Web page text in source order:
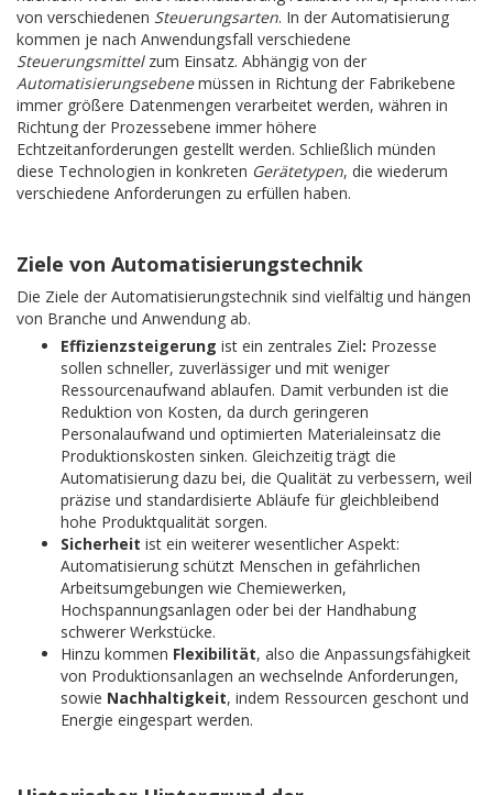
von verschiedenen Steuerungsarten. In der Automatisierung
kommen je nach Anwendungsfall verschiedene
Steuerungsmittelzum Einsatz. Abhängig von der
Automatisierungsebenemüssen in Richtung der Fabrikebene
immer größere Datenmengen verarbeitet werden, währen in
Richtung der Prozessebene immer höhere
Echtzeitanforderungen gestellt werden. Schließlich münden
diese Technologien in konkreten Gerätetypen, die wiederum
verschiedene Anforderungen zu erfüllen haben.
Ziele von Automatisierungstechnik
Die Ziele der Automatisierungstechnik sind vielfältig und hängen
von Branche und Anwendung ab.
Effizienzsteigerung ist ein zentrales Ziel: Prozesse
sollen schneller, zuverlässiger und mit weniger
Ressourcenaufwand ablaufen. Damit verbunden ist die
Reduktion von Kosten, da durch geringeren
Personalaufwand und optimierten Materialeinsatz die
Produktionskosten sinken. Gleichzeitig trägt die
Automatisierung dazu bei, die Qualität zu verbessern, weil
präzise und standardisierte Abläufe für gleichbleibend
hohe Produktqualität sorgen.
Sicherheit ist ein weiterer wesentlicher Aspekt:
Automatisierung schützt Menschen in gefährlichen
Arbeitsumgebungen wie Chemiewerken,
Hochspannungsanlagen oder bei der Handhabung
schwerer Werkstücke.
Hinzu kommen Flexibilität, also die Anpassungsfähigkeit
von Produktionsanlagen an wechselnde Anforderungen,
sowie Nachhaltigkeit, indem Ressourcen geschont und
Energie eingespart werden.